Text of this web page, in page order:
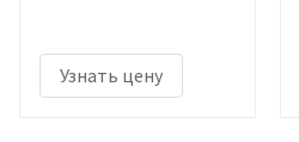
Узнать цену